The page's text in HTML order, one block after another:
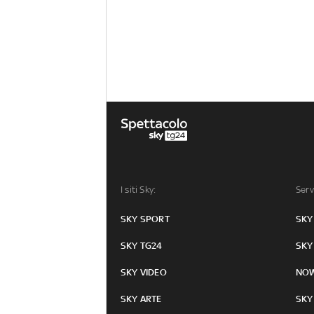
I siti Sky:
SKY SPORT
SKY TG24
SKY VIDEO
SKY ARTE